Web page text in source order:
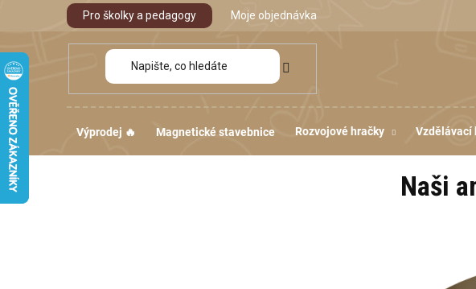
Pro školky a pedagogy Moje objednávka
Výprodej 🔥 Magnetické stavebnice Rozvojové hračky Vzdělávací
Naši